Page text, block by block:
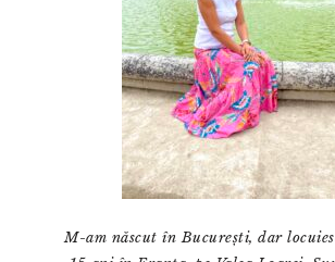
M-am născut în București, dar